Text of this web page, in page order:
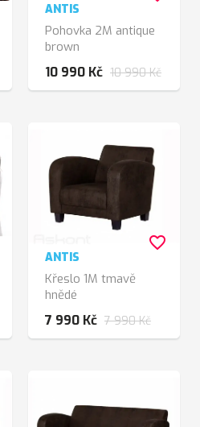
ANTIS
Pohovka 2M antique
brown
10 990 Kč 10 990 Kč
ANTIS
Křeslo 1M tmavě
hnědé
7 990 Kč 7 990 Kč
favorite_border